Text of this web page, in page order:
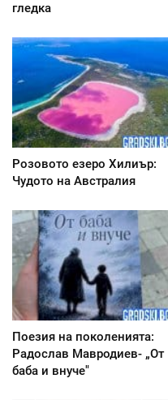
гледка
Розовото езеро Хилиър:
Чудото на Австралия
Поезия на поколенията:
Радослав Мавродиев- „От
баба и внуче"